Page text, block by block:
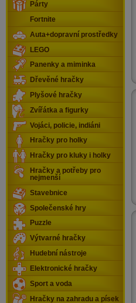
Párty
Fortnite
Auta+dopravní prostředky
LEGO
Panenky a miminka
Dřevěné hračky
Plyšové hračky
Zvířátka a figurky
Vojáci, policie, indiáni
Hračky pro holky
Hračky pro kluky i holky
Hračky a potřeby pro
nejmenší
Stavebnice
Společenské hry
Puzzle
Výtvarné hračky
Hudební nástroje
Elektronické hračky
Sport a voda
Hračky na zahradu a písek